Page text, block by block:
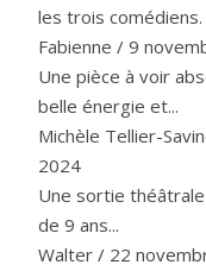
les trois comédiens.
Fabienne / 9
Une pièce à voir
belle énergie et...
Michèle Tellier-
2024
Une sortie
de 9 ans...
Walter / 22